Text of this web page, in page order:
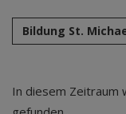
Bildung St.
In diesem Zeitraum